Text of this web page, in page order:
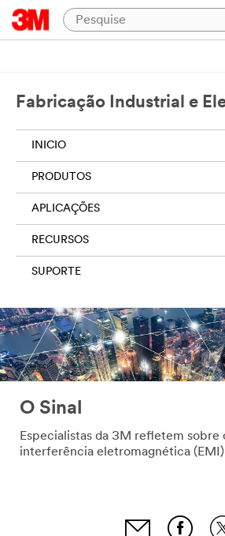
Fabricação Industrial e
INICIO
PRODUTOS
APLICAÇÕES
RECURSOS
SUPORTE
O Sinal
Especialistas da 3M refletem sobre
interferência eletromagnética